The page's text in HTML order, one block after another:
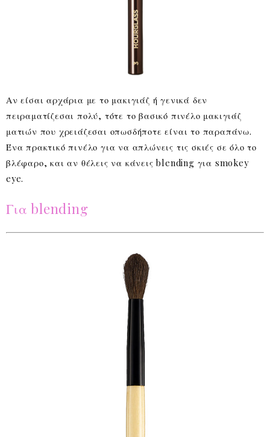
Αν είσαι αρχάρια με το μακιγιάζ ή γενικά δεν
πειραματίζεσαι πολύ, τότε το βασικό πινέλο μακιγιάζ
ματιών που χρειάζεσαι οπωσδήποτε είναι το παραπάνω.
Ένα πρακτικό πινέλο για να απλώνεις τις σκιές σε όλο το
βλέφαρο, και αν θέλεις να κάνεις blending για smokey
eye.
Για blending